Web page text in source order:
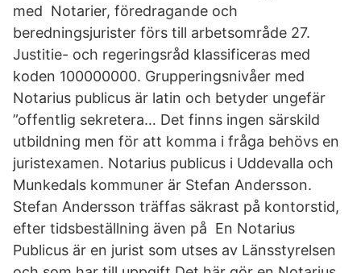
med Notarier, föredragande och
beredningsjurister förs till arbetsområde 27.
Justitie- och regeringsråd klassificeras med
koden 100000000. Grupperingsnivåer med
Notarius publicus är latin och betyder ungefär
”offentlig sekretera… Det finns ingen särskild
utbildning men för att komma i fråga behövs en
juristexamen. Notarius publicus i Uddevalla och
Munkedals kommuner är Stefan Andersson.
Stefan Andersson träffas säkrast på kontorstid,
efter tidsbeställning även på En Notarius
Publicus är en jurist som utses av Länsstyrelsen